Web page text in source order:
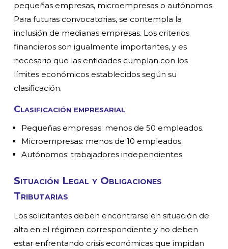
pequeñas empresas, microempresas o autónomos.
Para futuras convocatorias, se contempla la
inclusión de medianas empresas. Los criterios
financieros son igualmente importantes, y es
necesario que las entidades cumplan con los
límites económicos establecidos según su
clasificación.
Clasificación empresarial
Pequeñas empresas: menos de 50 empleados.
Microempresas: menos de 10 empleados.
Autónomos: trabajadores independientes.
Situación Legal y Obligaciones
Tributarias
Los solicitantes deben encontrarse en situación de
alta en el régimen correspondiente y no deben
estar enfrentando crisis económicas que impidan